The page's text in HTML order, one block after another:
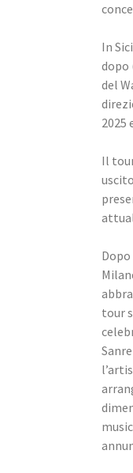
In
dopo
del
2025
Il
tour